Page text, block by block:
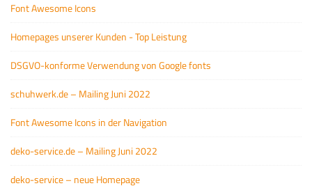
Font Awesome Icons
Homepages unserer Kunden - Top Leistung
DSGVO-konforme Verwendung von Google fonts
schuhwerk.de – Mailing Juni 2022
Font Awesome Icons in der Navigation
deko-service.de – Mailing Juni 2022
deko-service – neue Homepage